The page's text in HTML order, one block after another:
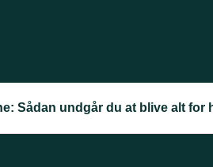
Sådan undgår du at blive alt